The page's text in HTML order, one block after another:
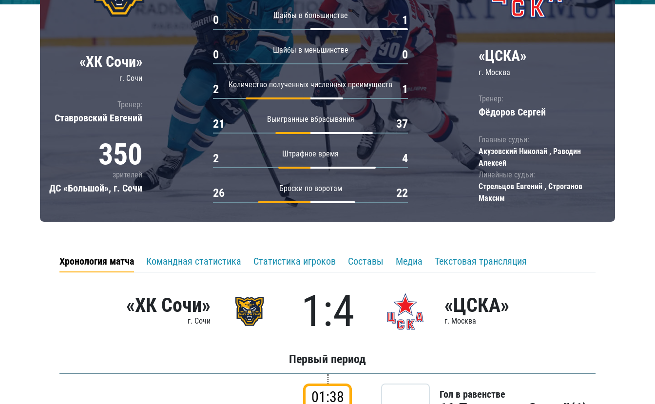
Локомотив
ЦСКА
Шанхайские Драконы
Амур
Барыс
Салават Юлаев
«ХК Сочи»
г. Сочи
Тренер:
Ставровский Евгений
350
зрителей
ДС «Большой», г. Сочи
Шайбы в большинстве
0 1
Шайбы в меньшинстве
0 0
Количество полученных численных преимуществ
2 1
Выигранные вбрасывания
21 37
Штрафное время
2 4
Броски по воротам
26 22
«ЦСКА»
г. Москва
Тренер:
Фёдоров Сергей
Главные судьи:
Акузовский Николай , Раводин
Алексей
Линейные судьи:
Стрельцов Евгений , Строганов
Максим
Хронология матча Командная статистика Статистика игроков Составы Медиа Текстовая трансляция
«ХК Сочи»
г. Сочи 1:4 «ЦСКА»
г. Москва
Первый период
01:38
Гол в равенстве